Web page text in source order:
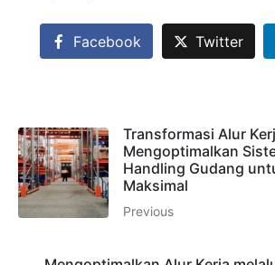
Facebook Twitter
Transformasi Alur
Mengoptimalkan
Handling Gudang
Maksimal
Previous